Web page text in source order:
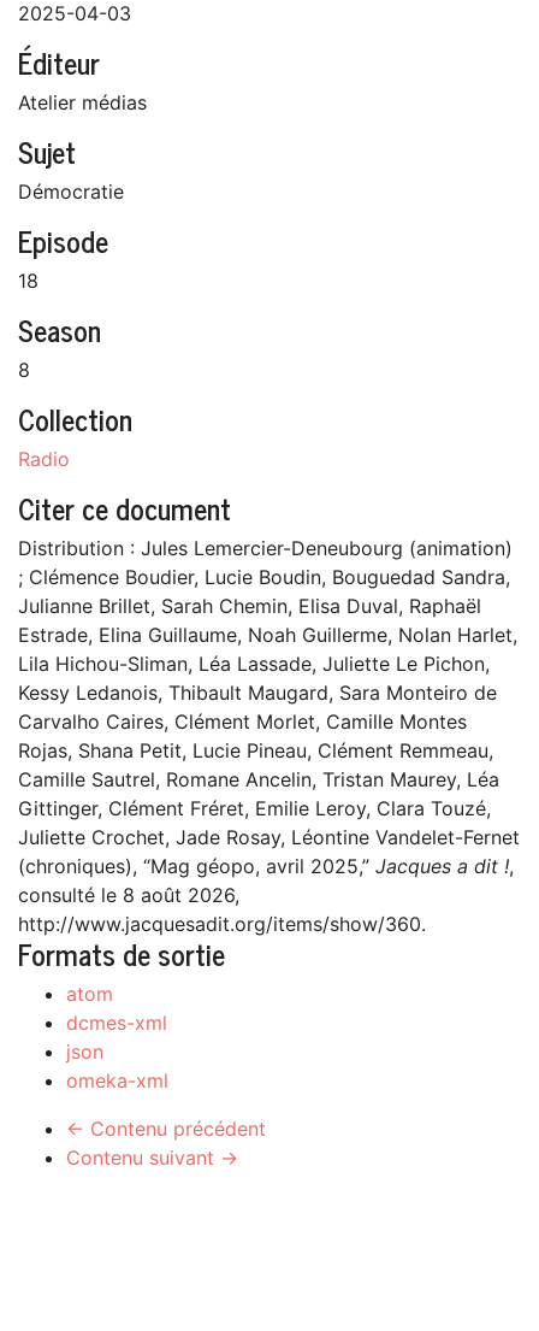
2025-04-03
Éditeur
Atelier médias
Sujet
Démocratie
Episode
18
Season
8
Collection
Radio
Citer ce document
Distribution : Jules Lemercier-Deneubourg (animation)
; Clémence Boudier, Lucie Boudin, Bouguedad Sandra,
Julianne Brillet, Sarah Chemin, Elisa Duval, Raphaël
Estrade, Elina Guillaume, Noah Guillerme, Nolan Harlet,
Lila Hichou-Sliman, Léa Lassade, Juliette Le Pichon,
Kessy Ledanois, Thibault Maugard, Sara Monteiro de
Carvalho Caires, Clément Morlet, Camille Montes
Rojas, Shana Petit, Lucie Pineau, Clément Remmeau,
Camille Sautrel, Romane Ancelin, Tristan Maurey, Léa
Gittinger, Clément Fréret, Emilie Leroy, Clara Touzé,
Juliette Crochet, Jade Rosay, Léontine Vandelet-Fernet
(chroniques), “Mag géopo, avril 2025,” Jacques a dit !,
consulté le 8 août 2026,
http://www.jacquesadit.org/items/show/360.
Formats de sortie
atom
dcmes-xml
json
omeka-xml
← Contenu précédent
Contenu suivant →